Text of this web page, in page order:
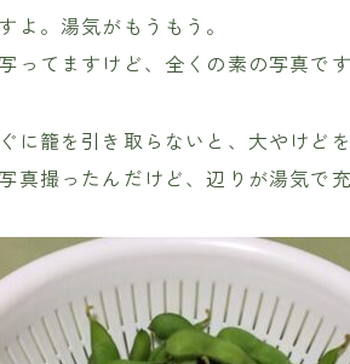
よ。湯気がもうもう。
ってますけど、全くの素の写真です
に籠を引き取らないと、大やけど
真撮ったんだけど、辺りが湯気で